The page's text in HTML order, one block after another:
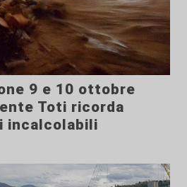
9 e 10 ottobre
Toti ricorda
incalcolabili